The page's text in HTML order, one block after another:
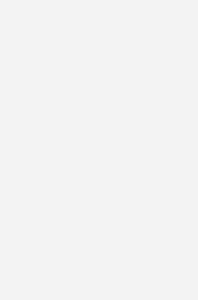
koppelbar und mittels
ausgleichen.
erhältlich, damit lässt sich das
von größeren Arbeitsflächen ist der
möglich.
des Solinger Unternehmens
verbauten Akku mit Strom versorgt
Räume oder Flächen konzipiert.
Gehäuse aus Metall und Kunststoff